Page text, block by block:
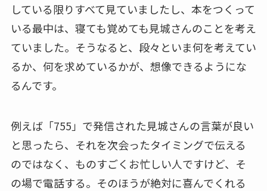
している限りすべて見ていましたし、本をつくって
いる最中は、寝ても覚めても見城さんのことを考え
ていました。そうなると、段々といま何を考えてい
るか、何を求めているかが、想像できるようにな
るんです。
例えば「755」で発信された見城さんの言葉が良い
と思ったら、それを次会ったタイミングで伝える
のではなく、ものすごくお忙しい人ですけど、そ
の場で電話する。そのほうが絶対に喜んでくれる